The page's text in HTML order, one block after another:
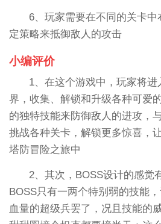
6、玩家需要在不同的关卡中
定策略来抵御敌人的攻击
小编评价
1、在这个游戏中，玩家将
界，收集、解锁和升级各种可爱
的独特技能来防御敌人的进攻，
挑战各种关卡，解锁更多惊喜，
塔防冒险之旅中
2、其次，BOSS设计的感觉
BOSS只有一两个特别弱的技能
血量的超级兵罢了，况且技能的